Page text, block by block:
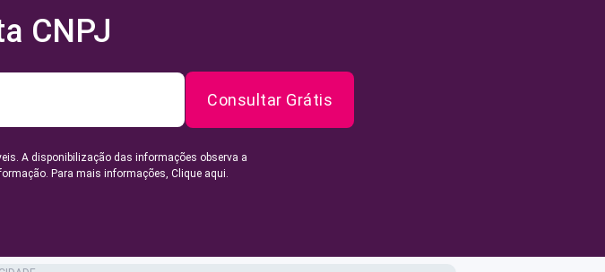
CNPJ
Consultar Grátis
A disponibilização das informações observa a
Para mais informações, Clique aqui.